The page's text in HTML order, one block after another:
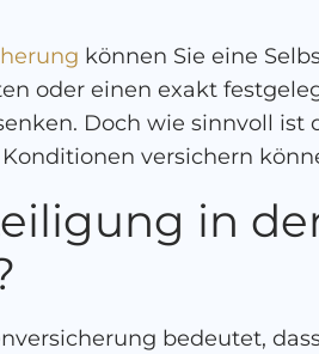
können Sie eine
oder einen exakt
Doch wie sinnvoll ist
versichern
in
bedeutet,